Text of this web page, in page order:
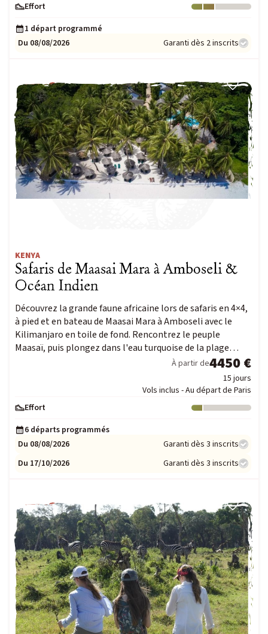
Envie d'une aventure sur-mesure ?
Contactez-nous
Passionné d’observation
Effort
Niveau : 2
1 départ programmé
Du 08/08/2026
Garanti dès 2 inscrits
KENYA
Safaris de Maasai Mara à Amboseli &
Océan Indien
Découvrez la grande faune africaine lors de safaris en 4×4,
à pied et en bateau de Maasai Mara à Amboseli avec le
Kilimanjaro en toile de fond. Rencontrez le peuple
Maasaï, puis plongez dans l'eau turquoise de la plage…
À partir de4450 €
15 jours
Vols inclus - Au départ de Paris
Effort
Niveau : 1
6 départs programmés
Du 08/08/2026
Garanti dès 3 inscrits
Du 17/10/2026
Garanti dès 3 inscrits